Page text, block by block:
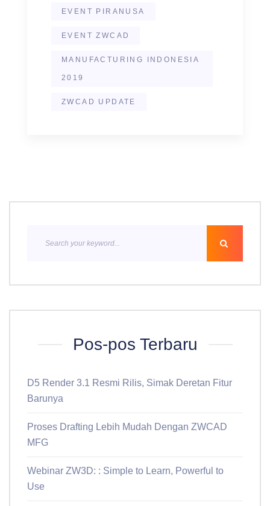
EVENT PIRANUSA
EVENT ZWCAD
MANUFACTURING INDONESIA
2019
ZWCAD UPDATE
Pos-pos Terbaru
D5 Render 3.1 Resmi Rilis, Simak Deretan Fitur
Barunya
Proses Drafting Lebih Mudah Dengan ZWCAD
MFG
Webinar ZW3D: : Simple to Learn, Powerful to
Use